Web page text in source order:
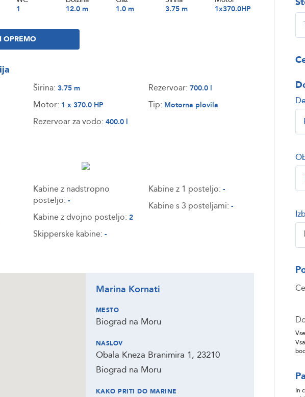
1
12.0 m
1.0 m
3.75 m
1x370.0HP
OPREMO
Širina: 3.75 m
Motor: 1 x 370.0 HP
Rezervoar za vodo: 400.0 l
Rezervoar:700.0 l
Tip: Motorna plovila
Kabine z nadstropno
posteljo: -
Kabine z dvojno posteljo: 2
Skipperske kabine: -
Kabine z 1 posteljo:-
Kabine s 3 posteljami:-
Marina Kornati
MESTO
Biograd na Moru
NASLOV
Obala Kneza Branimira 1, 23210
Biograd na Moru
KAKO PRITI DO MARINE
In